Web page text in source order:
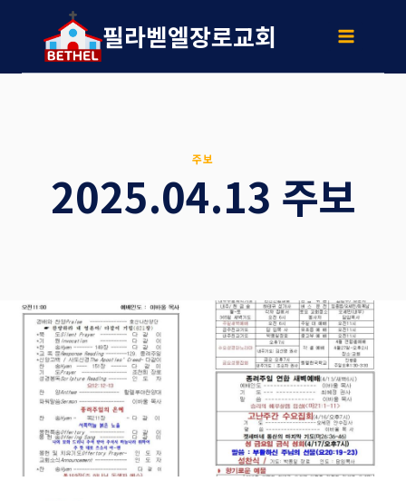
content
필라벧엘장로교회
주보
2025.04.13 주보